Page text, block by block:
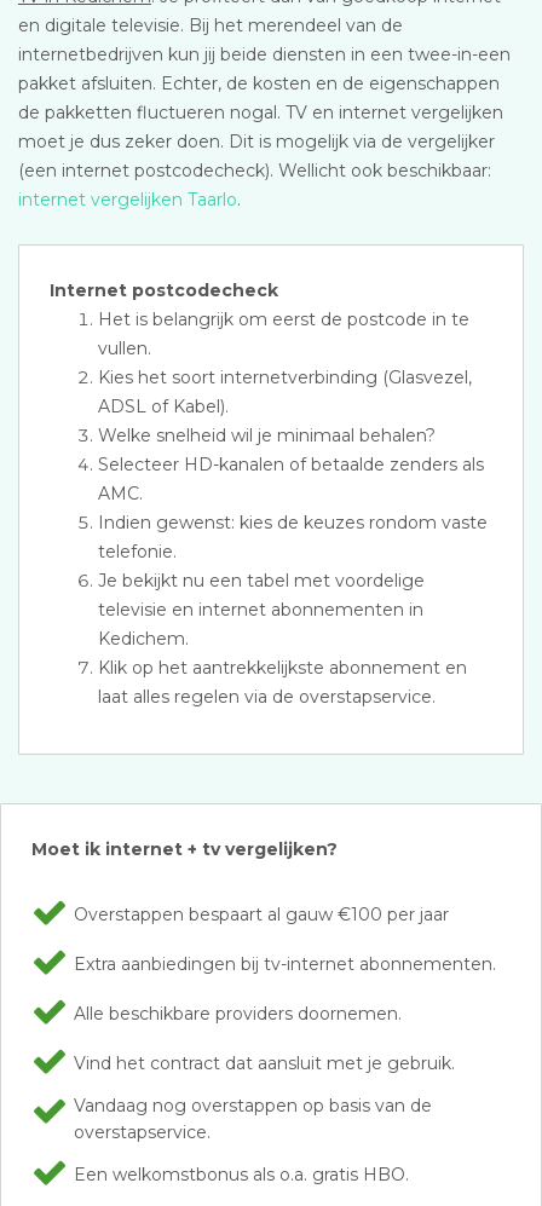
en digitale televisie. Bij het merendeel van de
internetbedrijven kun jij beide diensten in een twee-in-een
pakket afsluiten. Echter, de kosten en de eigenschappen
de pakketten fluctueren nogal. TV en internet vergelijken
moet je dus zeker doen. Dit is mogelijk via de vergelijker
(een internet postcodecheck). Wellicht ook beschikbaar:
internet vergelijken Taarlo.
Internet postcodecheck
Het is belangrijk om eerst de postcode in te
vullen.
Kies het soort internetverbinding (Glasvezel,
ADSL of Kabel).
Welke snelheid wil je minimaal behalen?
Selecteer HD-kanalen of betaalde zenders als
AMC.
Indien gewenst: kies de keuzes rondom vaste
telefonie.
Je bekijkt nu een tabel met voordelige
televisie en internet abonnementen in
Kedichem.
Klik op het aantrekkelijkste abonnement en
laat alles regelen via de overstapservice.
Moet ik internet + tv vergelijken?
Overstappen bespaart al gauw €100 per jaar
Extra aanbiedingen bij tv-internet abonnementen.
Alle beschikbare providers doornemen.
Vind het contract dat aansluit met je gebruik.
Vandaag nog overstappen op basis van de
overstapservice.
Een welkomstbonus als o.a. gratis HBO.